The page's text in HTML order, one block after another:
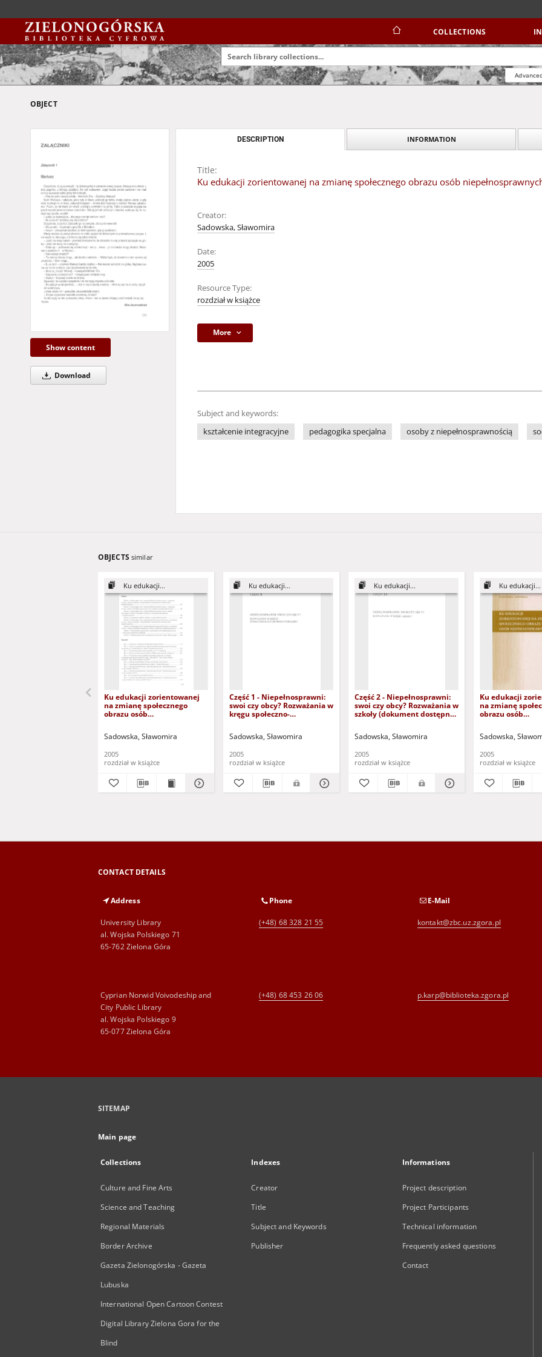
COLLECTIONS
OBJECT
Show content
Download
DESCRIPTION INFORMATION
Title:
Ku edukacji zorientowanej na zmianę społecznego obrazu osób
Creator:
Sadowska, Sławomira
Date:
2005
Resource Type:
rozdział w książce
More
Subject and keywords:
kształcenie integracyjne
pedagogika specjalna osoby z niepełnosprawnością
OBJECTS similar
Ku edukacji...
Ku edukacji zorientowanej
na zmianę społecznego
obrazu osób
załączników
Sadowska, Sławomira
2005
rozdział w książce
Ku edukacji...
Część 1 - Niepełnosprawni:
swoi czy obcy? Rozważania w
kręgu społeczno-
zalogowaniu tylko dla osób z
Sadowska, Sławomira
2005
rozdział w książce
Ku edukacji...
Część 2 - Niepełnosprawni:
swoi czy obcy? Rozważania w
szkoły (dokument dostępny
Sadowska, Sławomira
2005
rozdział w książce
Ku edukacji...
Ku edukacji
na zmianę
obrazu osób
Sadowska,
2005
rozdział w książce
CONTACT DETAILS
Address
University Library
al. Wojska Polskiego 71
65-762 Zielona Góra
Phone
(+48) 68 328 21 55
E-Mail
kontakt@zbc.uz.zgora.pl
Cyprian Norwid Voivodeship and
City Public Library
al. Wojska Polskiego 9
65-077 Zielona Góra
(+48) 68 453 26 06 p.karp@biblioteka.zgora.pl
SITEMAP
Main page
Collections
Culture and Fine Arts
Science and Teaching
Regional Materials
Border Archive
Gazeta Zielonogórska - Gazeta
Lubuska
International Open Cartoon Contest
Digital Library Zielona Gora for the
Blind
Indexes
Creator
Title
Subject and Keywords
Publisher
Informations
Project description
Project Participants
Technical information
Frequently asked questions
Contact